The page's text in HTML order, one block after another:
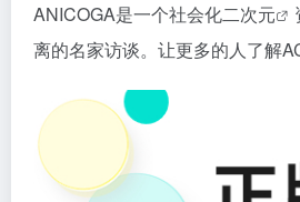
ANICOGA是一个社会化二次元
离的名家访谈。让更多的人了解